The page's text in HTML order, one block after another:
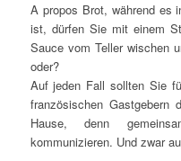
A propos Brot, während es
ist, dürfen Sie mit einem
Sauce vom Teller wischen
oder?
Auf jeden Fall sollten Sie
französischen
Hause, denn
kommunizieren. Und zwar